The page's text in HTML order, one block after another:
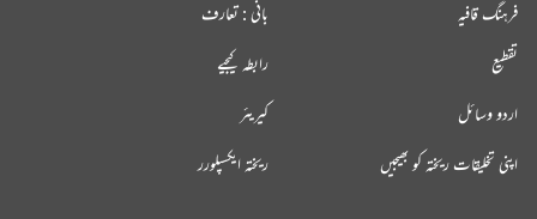
فرہنگ قافیہ
تقطیع
اردو وسائل
اپنی تخلیقات ریختہ کو بھیجیں
بانی : تعارف
رابطہ کیجیے
کیریئر
ریختہ ایکسپلورر